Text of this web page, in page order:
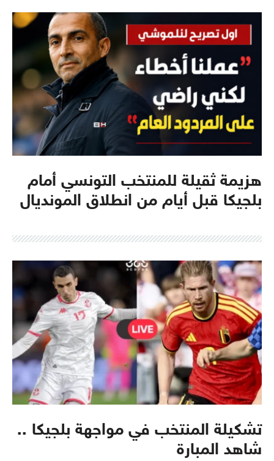
هزيمة ثقيلة للمنتخب التونسي أمام
بلجيكا قبل أيام من انطلاق المونديال
تشكيلة المنتخب في مواجهة بلجيكا ..
شاهد المبارة